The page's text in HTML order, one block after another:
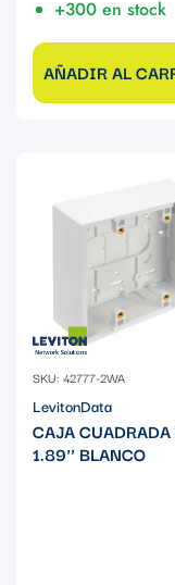
+300 en stock
AÑADIR AL
SKU: 42777-2WA
LevitonData
CAJA
1.89'' BLANCO